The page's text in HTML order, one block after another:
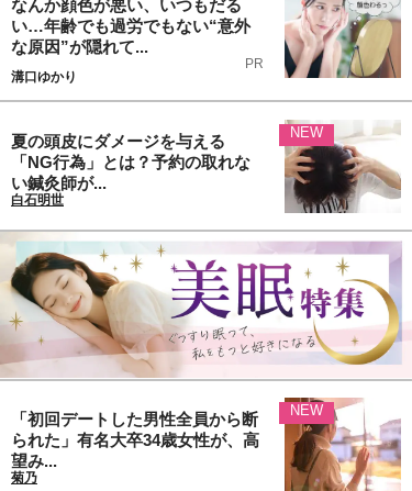
なんか顔色が悪い、いつもだる
い…年齢でも過労でもない“意外
な原因”が隠れて...
PR
溝口ゆかり
夏の頭皮にダメージを与える
「NG行為」とは？予約の取れな
い鍼灸師が...
白石明世
NEW
「初回デートした男性全員から断
られた」有名大卒34歳女性が、高
望み...
菊乃
NEW